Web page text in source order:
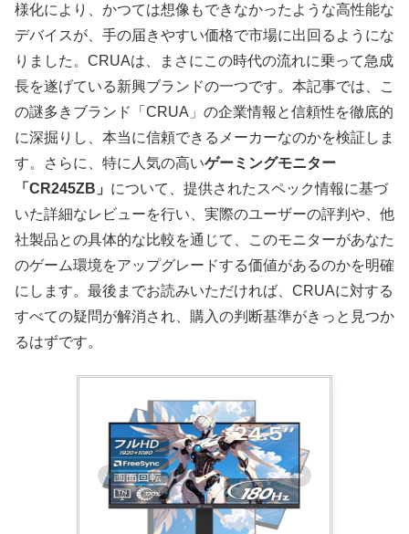
様化により、かつては想像もできなかったような高性能な
デバイスが、手の届きやすい価格で市場に出回るようにな
りました。CRUAは、まさにこの時代の流れに乗って急成
長を遂げている新興ブランドの一つです。本記事では、こ
の謎多きブランド「CRUA」の企業情報と信頼性を徹底的
に深掘りし、本当に信頼できるメーカーなのかを検証しま
す。さらに、特に人気の高いゲーミングモニター
「CR245ZB」 について、提供されたスペック情報に基づ
いた詳細なレビューを行い、実際のユーザーの評判や、他
社製品との具体的な比較を通じて、このモニターがあなた
のゲーム環境をアップグレードする価値があるのかを明確
にします。最後までお読みいただければ、CRUAに対する
すべての疑問が解消され、購入の判断基準がきっと見つか
るはずです。